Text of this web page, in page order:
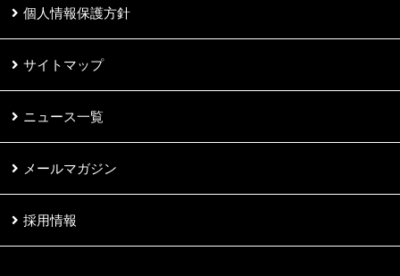
個人情報保護方針
サイトマップ
ニュース一覧
メールマガジン
採用情報